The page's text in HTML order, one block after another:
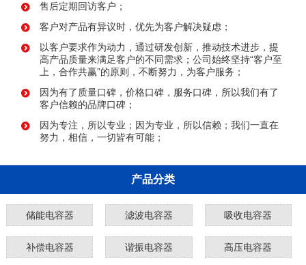
售后定期回访客户；
客户对产品有异议时，优先为客户解决疑虑；
以客户要求作为动力，通过研发创新，推动技术进步，提
高产品质量来满足客户的不同需求；公司始终坚持“客户至
上，合作共赢”的原则，不断努力，为客户服务；
因为有了质量口碑，价格口碑，服务口碑，所以我们有了
客户信赖的品牌口碑；
因为专注，所以专业；因为专业，所以信赖；我们一直在
努力，相信，一切皆有可能；
产品分类
储能电容器 滤波电容器 吸收电容器
补偿电容器 谐振电容器 高压电容器